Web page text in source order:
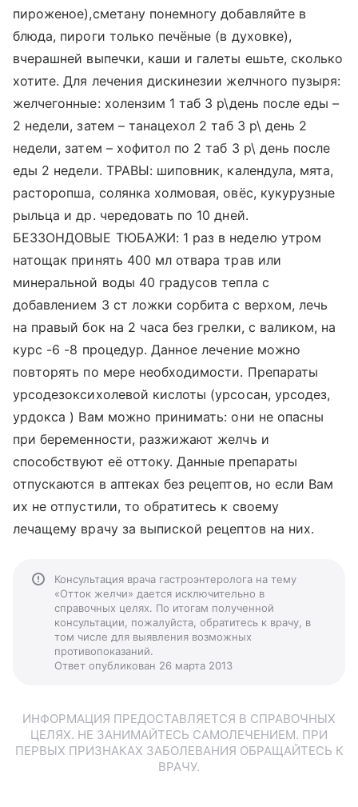
пироженое),сметану понемногу добавляйте в
блюда, пироги только печёные (в духовке),
вчерашней выпечки, каши и галеты ешьте, сколько
хотите. Для лечения дискинезии желчного пузыря:
желчегонные: холензим 1 таб 3 р\день после еды –
2 недели, затем – танацехол 2 таб 3 р\ день 2
недели, затем – хофитол по 2 таб 3 р\ день после
еды 2 недели. ТРАВЫ: шиповник, календула, мята,
расторопша, солянка холмовая, овёс, кукурузные
рыльца и др. чередовать по 10 дней.
БЕЗЗОНДОВЫЕ ТЮБАЖИ: 1 раз в неделю утром
натощак принять 400 мл отвара трав или
минеральной воды 40 градусов тепла с
добавлением 3 ст ложки сорбита с верхом, лечь
на правый бок на 2 часа без грелки, с валиком, на
курс -6 -8 процедур. Данное лечение можно
повторять по мере необходимости. Препараты
урсодезоксихолевой кислоты (урсосан, урсодез,
урдокса ) Вам можно принимать: они не опасны
при беременности, разжижают желчь и
способствуют её оттоку. Данные препараты
отпускаются в аптеках без рецептов, но если Вам
их не отпустили, то обратитесь к своему
лечащему врачу за выпиской рецептов на них.
Консультация врача гастроэнтеролога на тему
«Отток желчи» дается исключительно в
справочных целях. По итогам полученной
консультации, пожалуйста, обратитесь к врачу, в
том числе для выявления возможных
противопоказаний.
Ответ опубликован 26 марта 2013
ИНФОРМАЦИЯ ПРЕДОСТАВЛЯЕТСЯ В СПРАВОЧНЫХ
ЦЕЛЯХ. НЕ ЗАНИМАЙТЕСЬ САМОЛЕЧЕНИЕМ. ПРИ
ПЕРВЫХ ПРИЗНАКАХ ЗАБОЛЕВАНИЯ ОБРАЩАЙТЕСЬ К
ВРАЧУ.